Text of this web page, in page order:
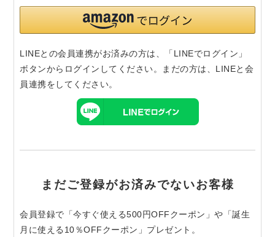
LINEとの会員連携がお済みの方は、「LINEでログイン」
ボタンからログインしてください。まだの方は、 LINEと会
員連携をしてください。
まだご登録がお済みでないお客様
会員登録で「今すぐ使える500円OFFクーポン」や「誕生
月に使える10％OFFクーポン」プレゼント。